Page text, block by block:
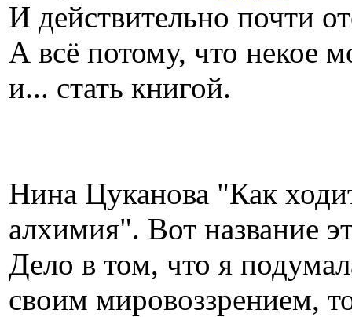
И действительно почти
А всё потому, что некое
и... стать книгой.
Нина Цуканова "Как
алхимия". Вот название
Дело в том, что я
своим мировоззрением,